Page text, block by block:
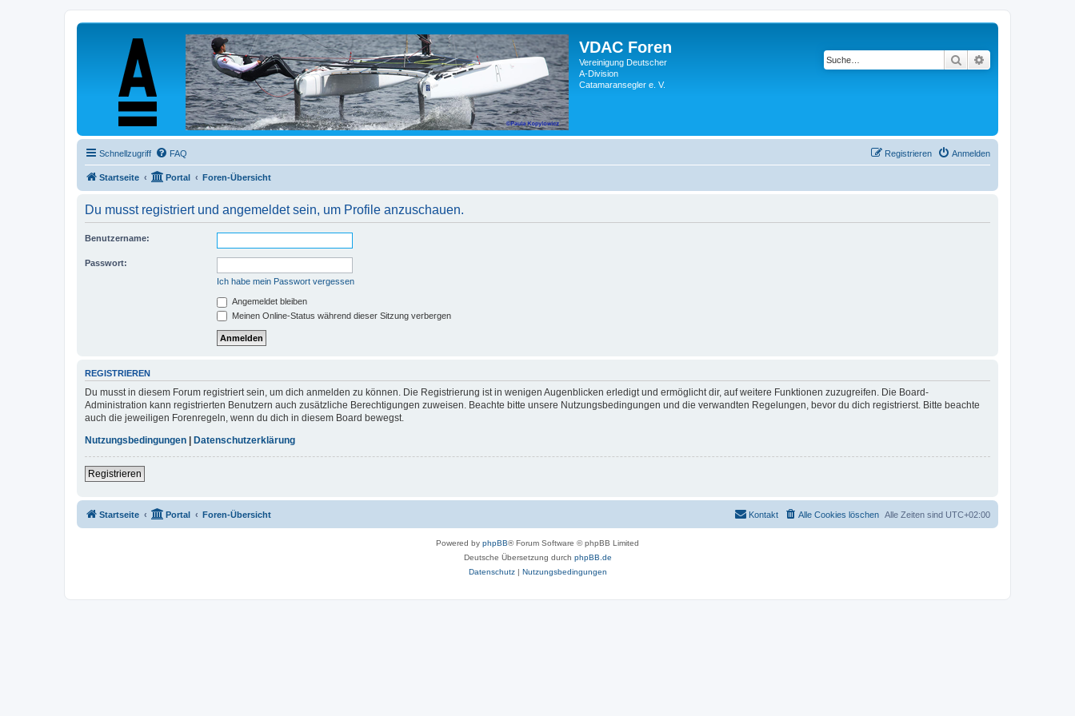
VDAC Foren
Vereinigung Deutscher
A-Division
Catamaransegler e. V.
Suche
Schnellzugriff FAQ Anmelden
Registrieren
Startseite Portal Foren-Übersicht
Du musst registriert und angemeldet sein, um Profile anzuschauen.
Benutzername:
Passwort:
Ich habe mein Passwort vergessen
Angemeldet bleiben
Meinen Online-Status während dieser Sitzung verbergen
REGISTRIEREN
Du musst in diesem Forum registriert sein, um dich anmelden zu können. Die Registrierung ist in wenigen Augenblicken erledigt und ermöglicht dir, auf weitere Funktionen zuzugreifen. Die Board-
Administration kann registrierten Benutzern auch zusätzliche Berechtigungen zuweisen. Beachte bitte unsere Nutzungsbedingungen und die verwandten Regelungen, bevor du dich registrierst. Bitte beachte
auch die jeweiligen Forenregeln, wenn du dich in diesem Board bewegst.
Nutzungsbedingungen | Datenschutzerklärung
Registrieren
Startseite Portal Foren-Übersicht Alle Zeiten sind UTC+02:00
Alle Cookies löschen
Kontakt
Powered by phpBB® Forum Software © phpBB Limited
Deutsche Übersetzung durch phpBB.de
Datenschutz| Nutzungsbedingungen